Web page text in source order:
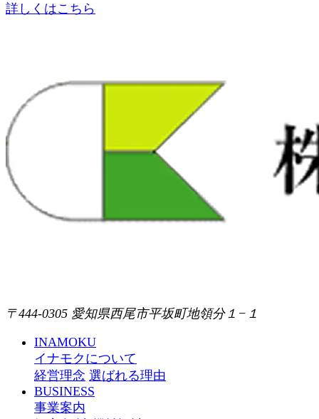
詳しくはこちら
〒444-0305 愛知県西尾市平坂町地領分１−１
INAMOKU
イナモクについて
経営理念 選ばれる理由
BUSINESS
事業案内